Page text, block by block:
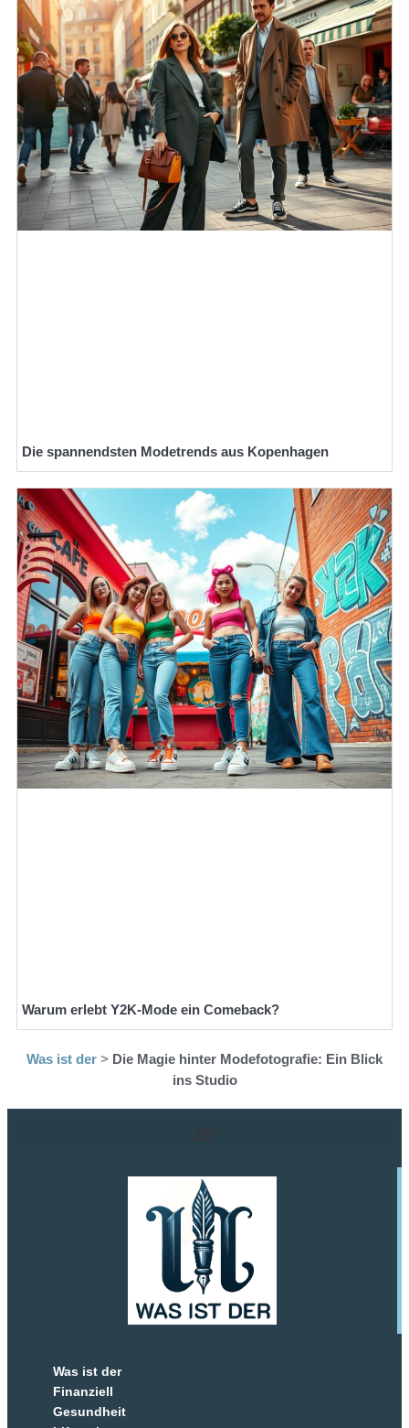
Die spannendsten Modetrends aus Kopenhagen
Warum erlebt Y2K-Mode ein Comeback?
Was ist der > Die Magie hinter Modefotografie: Ein Blick
ins Studio
Was ist der
Finanziell
Gesundheit